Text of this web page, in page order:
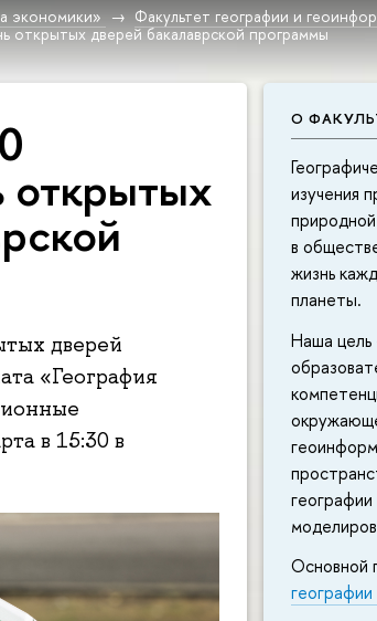
экономики»
Факультет географии и
открытых дверей бакалаврской программы
О
изучения
в
жизнь
планеты.
Наша
Основной
открытых
дверей
«География
в 15:30 в